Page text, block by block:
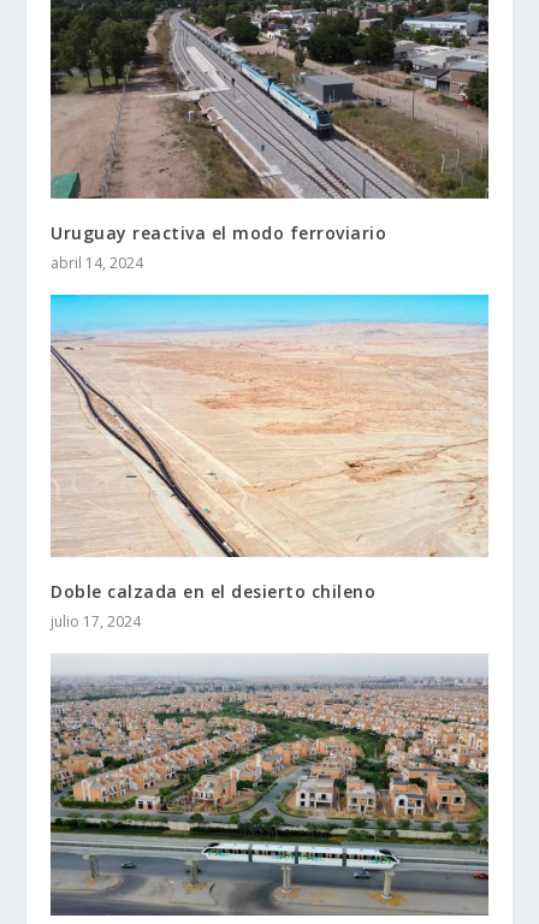
Uruguay reactiva el modo ferroviario
abril 14, 2024
Doble calzada en el desierto chileno
julio 17, 2024